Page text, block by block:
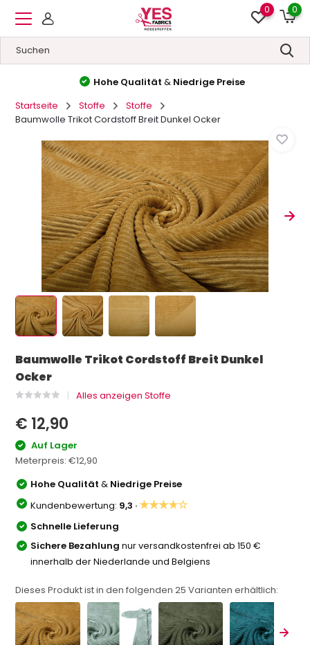
0 0
Hohe Qualität&Niedrige Preise
Startseite
Stoffe
Stoffe
Baumwolle Trikot Cordstoff Breit Dunkel Ocker
Baumwolle Trikot Cordstoff Breit Dunkel
Ocker
Alles anzeigen Stoffe
€ 12,90
Auf Lager
Meterpreis:€12,90
Hohe Qualität& Niedrige Preise
Kundenbewertung: 9,3 ·★★★★☆
Schnelle Lieferung
Sichere Bezahlung nur versandkostenfrei ab 150 €
innerhalb der Niederlande und Belgiens
Dieses Produkt ist in den folgenden25 Varianten erhältlich: